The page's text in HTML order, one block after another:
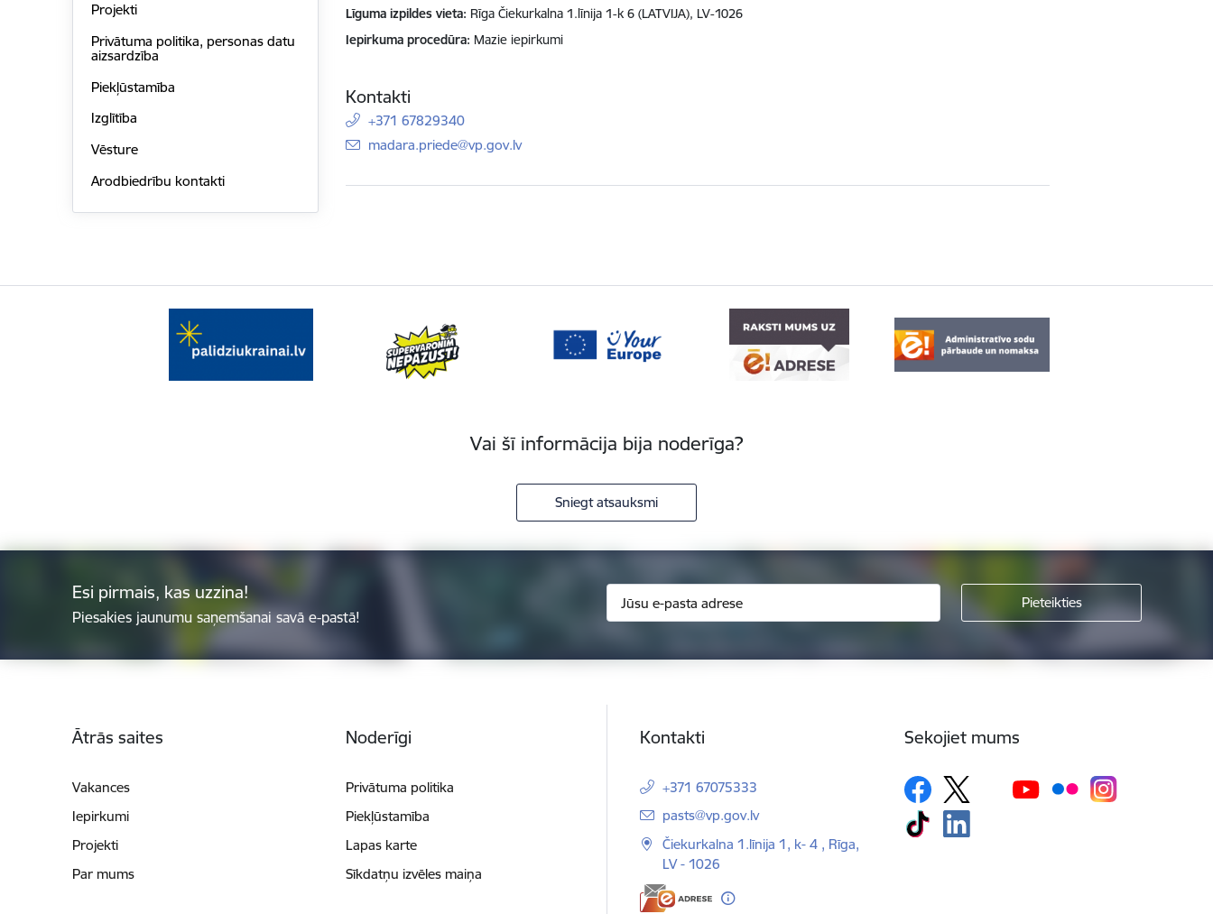
Projekti
Privātuma politika, personas datu
aizsardzība
Piekļūstamība
Izglītība
Vēsture
Arodbiedrību kontakti
Līguma izpildes vieta Rīga Čiekurkalna 1.līnija 1-k 6 (LATVIJA), LV-1026
Iepirkuma procedūra Mazie iepirkumi
Kontakti
+371 67829340
E-pasts:
madara.priede@vp.gov.lv
Vai šī informācija bija noderīga?
Sniegt atsauksmi
Esi pirmais, kas uzzina!
Piesakies jaunumu saņemšanai savā e-pastā!
Ātrās saites
Vakances
Iepirkumi
Projekti
Par mums
Noderīgi
Privātuma politika
Piekļūstamība
Lapas karte
Sīkdatņu izvēles maiņa
Kontakti
+371 67075333
E-pasts:
pasts@vp.gov.lv
Čiekurkalna 1.līnija 1, k- 4 , Rīga,
LV - 1026
Sekojiet mums